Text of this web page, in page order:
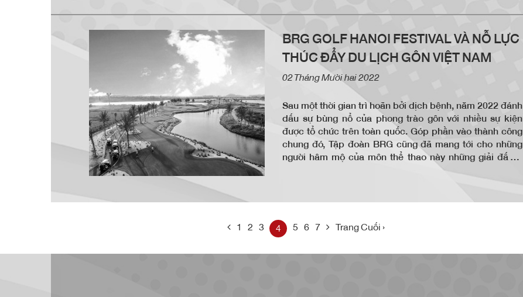
đến từ thương hiệu Jack Nicklaus của huyền thoại gôn
“Gấu Vàng” Jack Nicklaus cùng nhiều thương hiệu đẳng
cấp khác, đồng thời là nơi chia sẻ trải nghiệm và thông tin
bổ ích và quý giá về môn thể thao tinh hoa gần 600 năm
tuổi của thế giới này tới cộng đồng người đam mê gôn tại
Hà Nội và Việt Nam.
BRG GOLF HANOI FESTIVAL VÀ NỖ LỰC
THÚC ĐẨY DU LỊCH GÔN VIỆT NAM
02 Tháng Mười hai 2022
Sau một thời gian trì hoãn bởi dịch bệnh, năm 2022 đánh
dấu sự bùng nổ của phong trào gôn với nhiều sự kiện
được tổ chức trên toàn quốc. Góp phần vào thành công
chung đó, Tập đoàn BRG cũng đã mang tới cho những
người hâm mộ của môn thể thao này những giải đấu ở
chất lượng cao nhất. Dư âm của những sự kiện này, trong
đó có giải 2022 BRG Golf Hanoi Festival vừa kết thúc vào
những năm tới.
1 2 3 4 5 6 7 Trang Cuối ›